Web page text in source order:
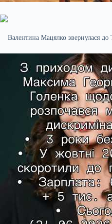
Валентина Мацялко звернулася